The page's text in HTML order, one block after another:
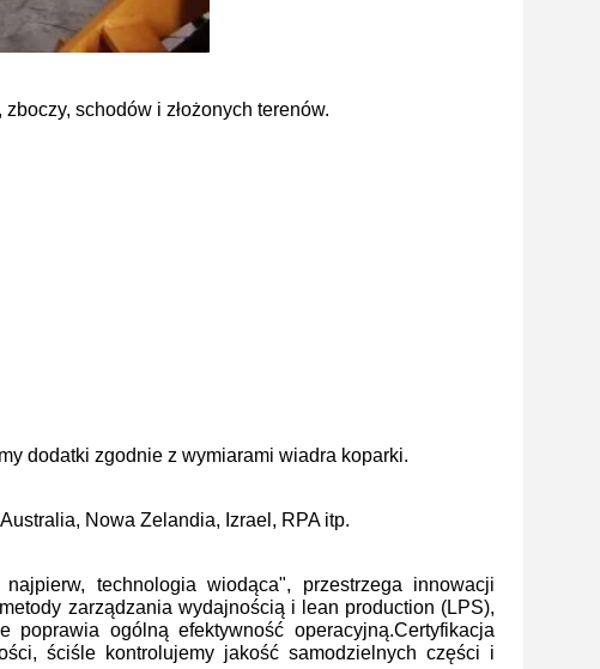
schodów i złożonych terenów.
dodatki zgodnie z wymiarami wiadra koparki.
Nowa Zelandia, Izrael, RPA itp.
technologia wiodąca", przestrzega innowacji
zarządzania wydajnością i lean production (LPS),
ogólną efektywność operacyjną.Certyfikacja
ściśle kontrolujemy jakość samodzielnych części i